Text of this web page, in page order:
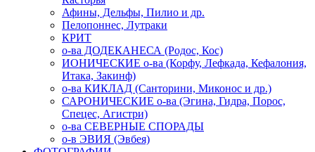
Афины, Дельфы, Пилио и др.
Пелопоннес, Лутраки
КРИТ
о-ва ДОДЕКАНЕСА (Родос, Кос)
ИОНИЧЕСКИЕ о-ва (Корфу, Лефкада, Кефалония,
Итака, Закинф)
о-ва КИКЛАД (Санторини, Миконос и др.)
САРОНИЧЕСКИЕ о-ва (Эгина, Гидра, Порос,
Спецес, Агистри)
о-ва СЕВЕРНЫЕ СПОРАДЫ
о-в ЭВИЯ (Эвбея)